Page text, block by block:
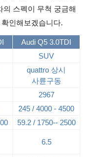
스펙이 무척 궁금해
인해보겠습니다.
Audi Q5 3.0TDI
SUV
quattro 상시
사륜구동
2967
245 / 4000 - 4500
59.2 / 1750-- 2500
6.5